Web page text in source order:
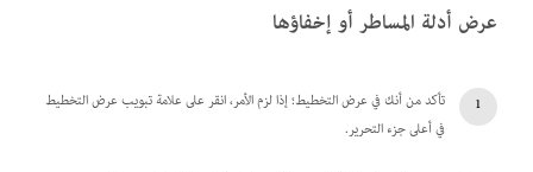
عرض أدلة المساطر أو إخفاؤها
تأكد من أنك في عرض التخطيط؛ إذا لزم الأمر، انقر على علامة تبويب عرض التخطيط
في أعلى جزء التحرير.